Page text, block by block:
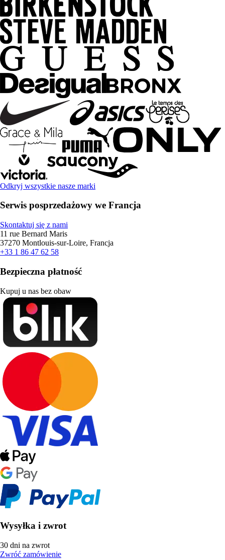
Odkryj wszystkie nasze marki
Serwis posprzedażowy we Francja
Skontaktuj się z nami
11 rue Bernard Maris
37270 Montlouis-sur-Loire, Francja
+33 1 86 47 62 58
Bezpieczna płatność
Kupuj u nas bez obaw
Wysyłka i zwrot
30 dni na zwrot
Zwróć zamówienie